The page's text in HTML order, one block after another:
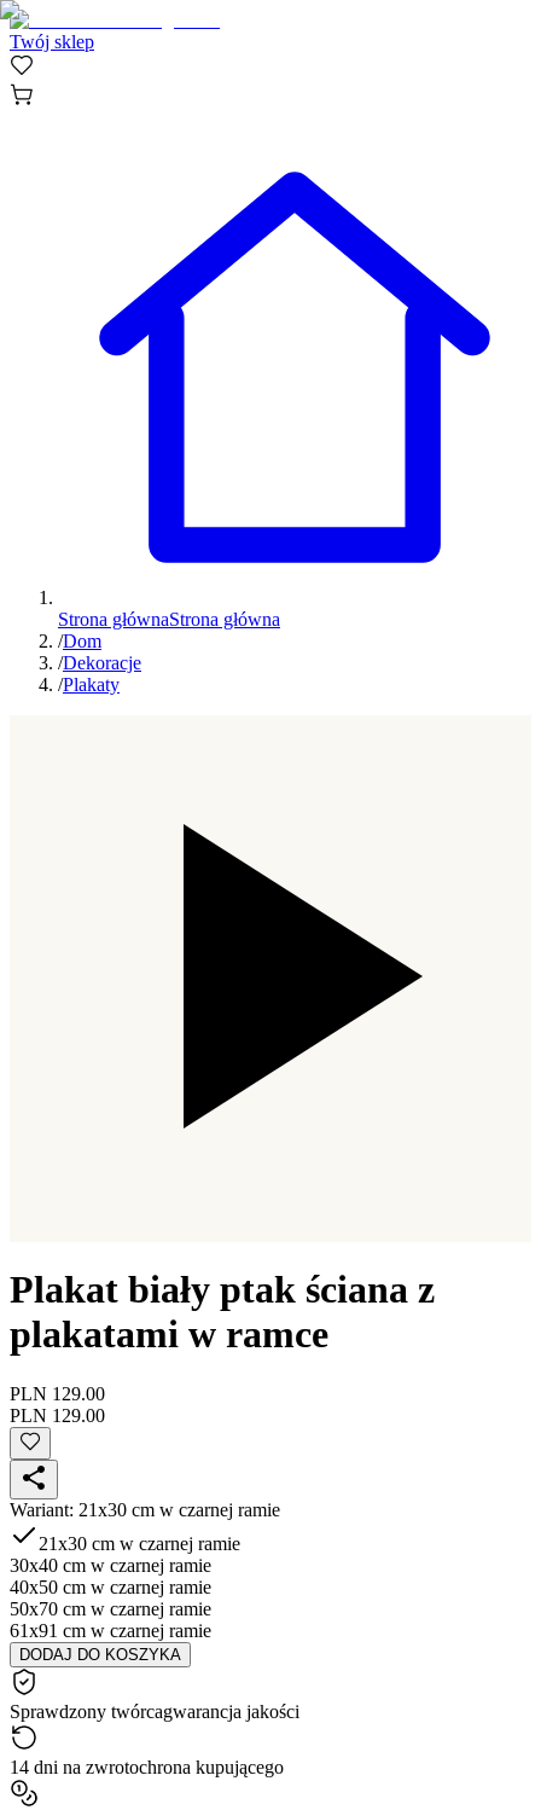
Twój sklep
Strona głównaStrona główna
/Dom
/Dekoracje
/Plakaty
Plakat biały ptak ściana z
plakatami w ramce
PLN 129.00
PLN 129.00
Wariant: 21x30 cm w czarnej ramie
21x30 cm w czarnej ramie
30x40 cm w czarnej ramie
40x50 cm w czarnej ramie
50x70 cm w czarnej ramie
61x91 cm w czarnej ramie
DODAJ DO KOSZYKA
Sprawdzony twórcagwarancja jakości
14 dni na zwrotochrona kupującego